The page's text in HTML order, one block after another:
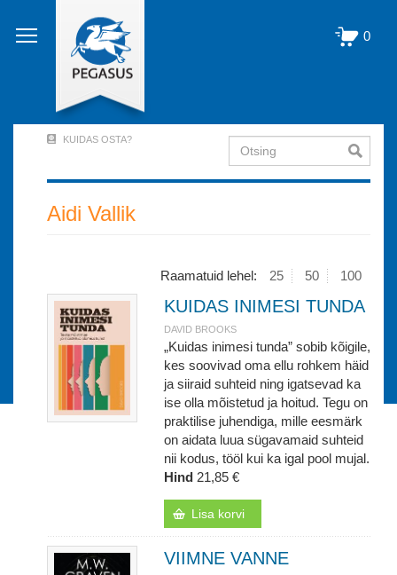
edasi
põhisisu
0
Account
Menu
KUIDAS OSTA? Otsing
Aidi Vallik
Raamatuid lehel: 25 50 100
KUIDAS INIMESI TUNDA
DAVID BROOKS
„Kuidas inimesi tunda” sobib kõigile,
kes soovivad oma ellu rohkem häid
ja siiraid suhteid ning igatsevad ka
ise olla mõistetud ja hoitud. Tegu on
praktilise juhendiga, mille eesmärk
on aidata luua sügavamaid suhteid
nii kodus, tööl kui ka igal pool mujal.
Hind 21,85 €
Lisa korvi
VIIMNE VANNE